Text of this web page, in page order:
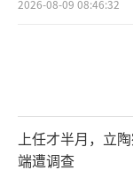
2026-08-09 08:46:32
上任才半月，立
端遭调查